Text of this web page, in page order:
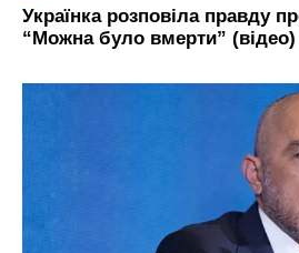
Українка розповіла правду
“Можна було вмерти” (відео)